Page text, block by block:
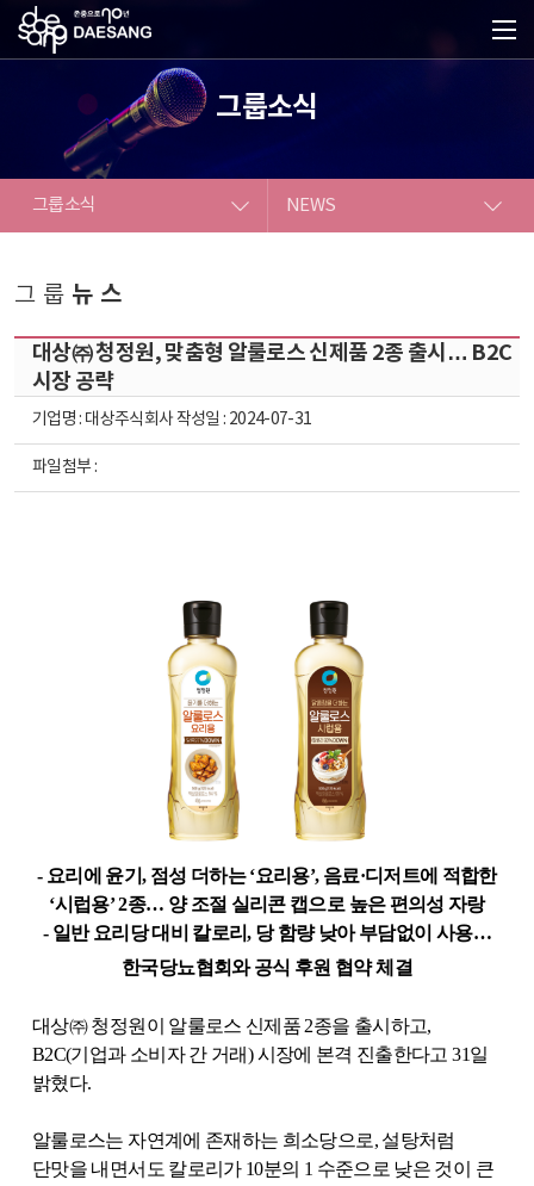
그룹소식
그룹소식
IR
그룹소식
NEWS
그룹 뉴스
대상㈜ 청정원, 맞춤형 알룰로스 신제품 2종 출시… B2C
시장 공략
기업명 : 대상주식회사 작성일 : 2024-07-31
파일첨부 :
- 요리에 윤기, 점성 더하는 ‘요리용’, 음료·디저트에 적합한
‘시럽용’2종… 양 조절 실리콘 캡으로 높은 편의성 자랑
- 일반 요리당 대비 칼로리, 당 함량 낮아 부담없이 사용…
한국당뇨협회와 공식 후원 협약 체결
대상㈜ 청정원이 알룰로스 신제품 2종을 출시하고,
B2C(기업과 소비자 간 거래)시장에 본격 진출한다고 31일
밝혔다.
알룰로스는 자연계에 존재하는 희소당으로, 설탕처럼
단맛을 내면서도 칼로리가10분의 1 수준으로 낮은 것이 큰